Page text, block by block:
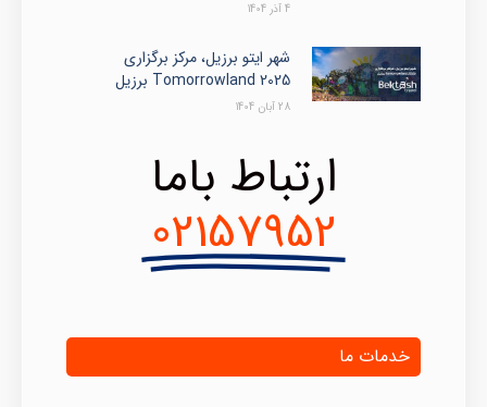
4 آذر 1404
شهر ایتو برزیل، مرکز برگزاری
Tomorrowland 2025 برزیل
28 آبان 1404
ارتباط باما
02157952
خدمات ما